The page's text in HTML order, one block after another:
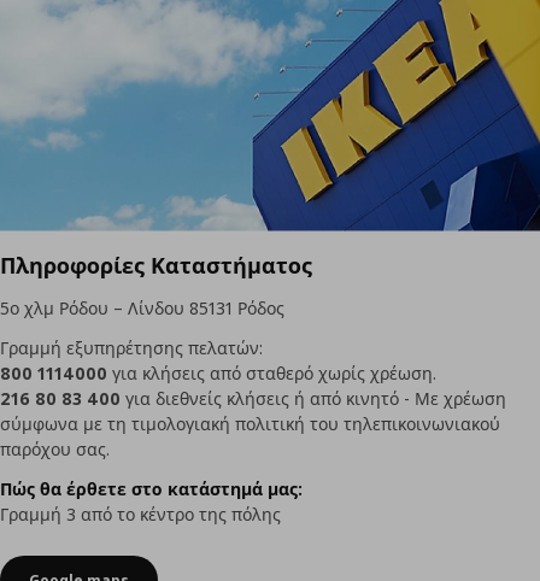
Πληροφορίες Καταστήματος
5ο χλμ Ρόδου – Λίνδου 85131 Ρόδος
Γραμμή εξυπηρέτησης πελατών:
800 1114000 για κλήσεις από σταθερό χωρίς χρέωση.
216 80 83 400 για διεθνείς κλήσεις ή από κινητό - Με χρέωση
σύμφωνα με τη τιμολογιακή πολιτική του τηλεπικοινωνιακού
παρόχου σας.
Πώς θα έρθετε στο κατάστημά μας:
Γραμμή 3 από το κέντρο της πόλης